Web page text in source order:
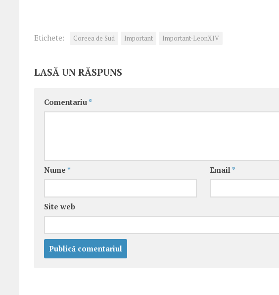
Etichete: Coreea de Sud Important Important-LeonXIV
LASĂ UN RĂSPUNS
Comentariu *
Nume * Email *
Site web